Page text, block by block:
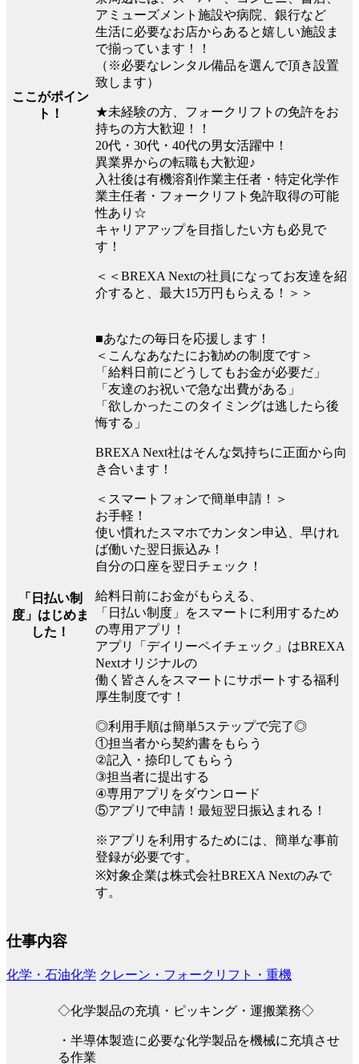
ここがポイン
ト！
アミューズメント施設や病院、銀行など
生活に必要なお店からあると嬉しい施設ま
で揃っています！！
（※必要なレンタル備品を選んで頂き設置
致します）
★未経験の方、フォークリフトの免許をお
持ちの方大歓迎！！
20代・30代・40代の男女活躍中！
異業界からの転職も大歓迎♪
入社後は有機溶剤作業主任者・特定化学作
業主任者・フォークリフト免許取得の可能
性あり☆
キャリアアップを目指したい方も必見で
す！
＜＜BREXA Nextの社員になってお友達を紹
介すると、最大15万円もらえる！＞＞
「日払い制
度」はじめま
した！
■あなたの毎日を応援します！
＜こんなあなたにお勧めの制度です＞
「給料日前にどうしてもお金が必要だ」
「友達のお祝いで急な出費がある」
「欲しかったこのタイミングは逃したら後
悔する」
BREXA Next社はそんな気持ちに正面から向
き合います！
＜スマートフォンで簡単申請！＞
お手軽！
使い慣れたスマホでカンタン申込、早けれ
ば働いた翌日振込み！
自分の口座を翌日チェック！
給料日前にお金がもらえる、
「日払い制度」をスマートに利用するため
の専用アプリ！
アプリ「デイリーペイチェック」はBREXA
Nextオリジナルの
働く皆さんをスマートにサポートする福利
厚生制度です！
◎利用手順は簡単5ステップで完了◎
①担当者から契約書をもらう
②記入・捺印してもらう
③担当者に提出する
④専用アプリをダウンロード
⑤アプリで申請！最短翌日振込まれる！
※アプリを利用するためには、簡単な事前
登録が必要です。
※対象企業は株式会社BREXA Nextのみで
す。
仕事内容
化学・石油化学 クレーン・フォークリフト・重機
◇化学製品の充填・ピッキング・運搬業務◇
・半導体製造に必要な化学製品を機械に充填させ
る作業